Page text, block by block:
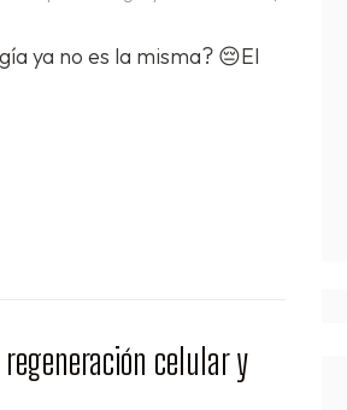
ya no es la misma? 😔El
celular y